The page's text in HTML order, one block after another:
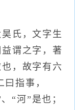
氏，文字生
谓之字，著
，故字有六
指事，
“河”是也；